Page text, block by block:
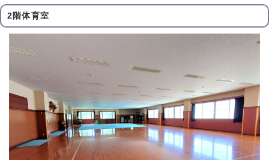
2階体育室